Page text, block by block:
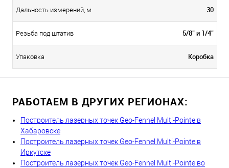
Дальность измерений, м 30
Резьба под штатив 5/8" и 1/4"
Упаковка Коробка
РАБОТАЕМ В ДРУГИХ РЕГИОНАХ:
Построитель лазерных точек Geo-Fennel Multi-Pointe в
Хабаровске
Построитель лазерных точек Geo-Fennel Multi-Pointe в
Иркутске
Построитель лазерных точек Geo-Fennel Multi-Pointe во